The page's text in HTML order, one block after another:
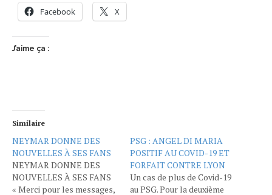
Facebook X
J’aime ça :
Similaire
NEYMAR DONNE DES
NOUVELLES À SES FANS
NEYMAR DONNE DES
NOUVELLES À SES FANS
« Merci pour les messages,
PSG : ANGEL DI MARIA
POSITIF AU COVID-19 ET
FORFAIT CONTRE LYON
Un cas de plus de Covid-19
au PSG. Pour la deuxième